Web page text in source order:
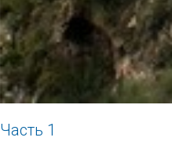
Часть 1